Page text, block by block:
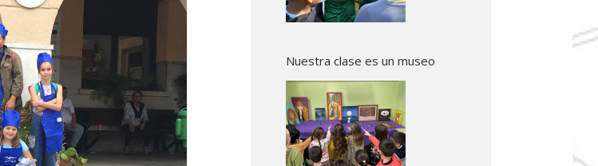
Nuestra clase es un museo